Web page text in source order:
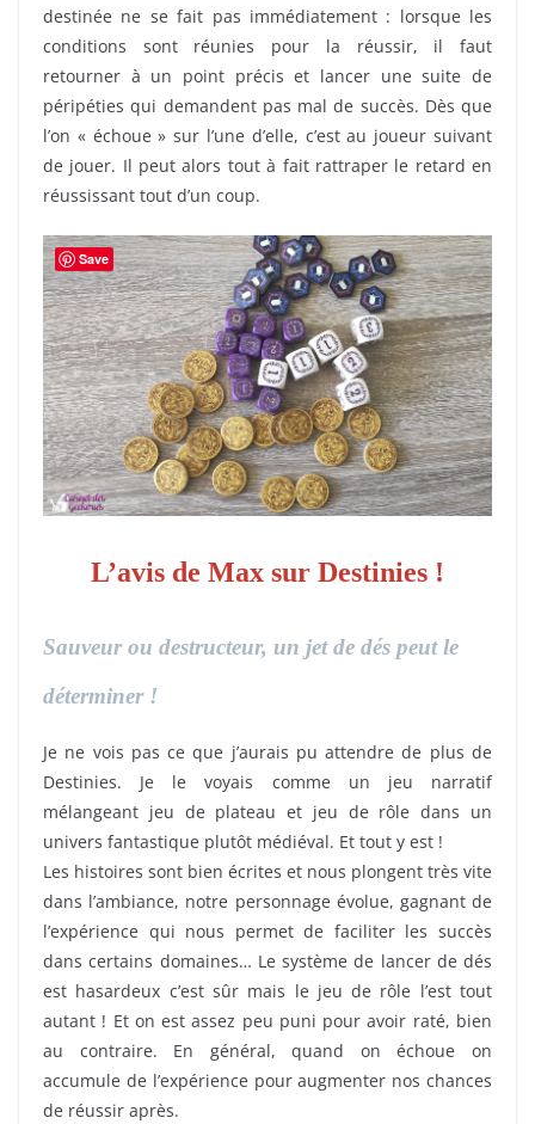
destinée ne se fait pas immédiatement : lorsque les
conditions sont réunies pour la réussir, il faut
retourner à un point précis et lancer une suite de
péripéties qui demandent pas mal de succès. Dès que
l’on « échoue » sur l’une d’elle, c’est au joueur suivant
de jouer. Il peut alors tout à fait rattraper le retard en
réussissant tout d’un coup.
L’avis de Max sur Destinies !
Sauveur ou destructeur, un jet de dés peut le
déterminer !
Je ne vois pas ce que j’aurais pu attendre de plus de
Destinies. Je le voyais comme un jeu narratif
mélangeant jeu de plateau et jeu de rôle dans un
univers fantastique plutôt médiéval. Et tout y est !
Les histoires sont bien écrites et nous plongent très vite
dans l’ambiance, notre personnage évolue, gagnant de
l’expérience qui nous permet de faciliter les succès
dans certains domaines… Le système de lancer de dés
est hasardeux c’est sûr mais le jeu de rôle l’est tout
autant ! Et on est assez peu puni pour avoir raté, bien
au contraire. En général, quand on échoue on
accumule de l’expérience pour augmenter nos chances
de réussir après.
Save